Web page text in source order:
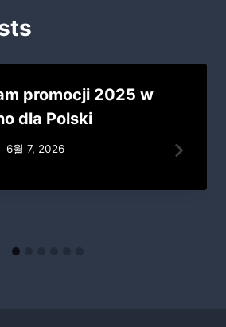
promocji 2025 w
dla Polski
6월 7, 2026